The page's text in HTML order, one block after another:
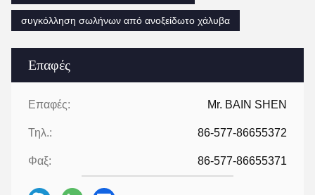
Επαφές
Επαφές: Mr. BAIN SHEN
Τηλ.: 86-577-86655372
Φαξ: 86-577-86655371
συγκόλληση σωλήνων από ανοξείδωτο χάλυβα